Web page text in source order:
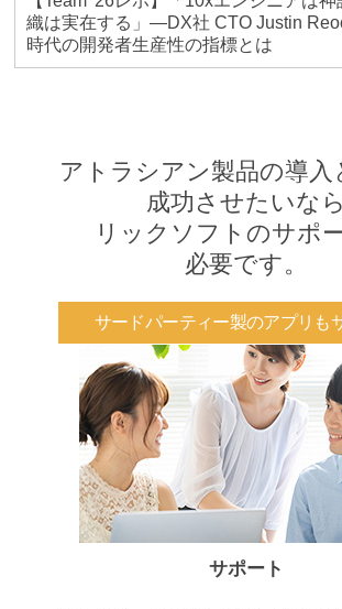
織は実在する」―DX社 CTO Justin
時代の開発者生産性の指標とは
アトラシアン製品の導入
成功させたいなら
リックソフトのサポ
必要です。
サードパーティー製のアプリも
サポート